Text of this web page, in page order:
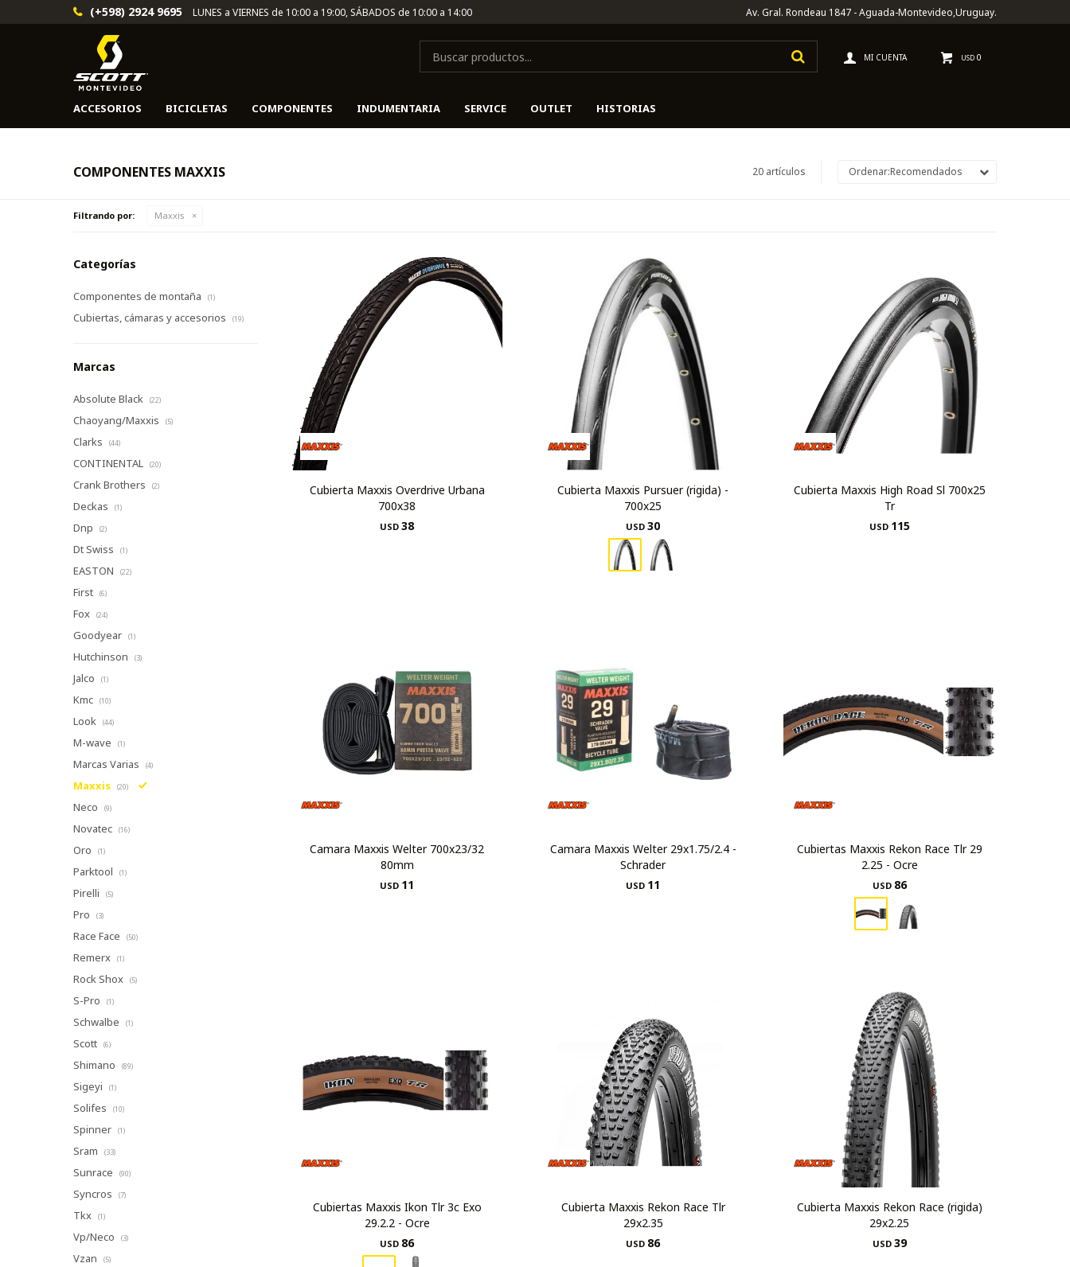
ACCESORIOS BICICLETAS COMPONENTES INDUMENTARIA SERVICE OUTLET HISTORIAS
USD 0
(+598) 2924 9695 LUNES a VIERNES de 10:00 a 19:00, SÁBADOS de 10:00 a 14:00 Av. Gral. Rondeau 1847 - Aguada-Montevideo,Uruguay.
COMPONENTES MAXXIS 20 artículos Recomendados
Filtrando por: Maxxis
Cubierta Maxxis Overdrive Urbana
700x38
USD 38
Cubierta Maxxis Pursuer (rigida) -
700x25
USD 30
Cubierta Maxxis High Road Sl 700x25
Tr
USD 115
Camara Maxxis Welter 700x23/32
80mm
USD 11
Camara Maxxis Welter 29x1.75/2.4 -
Schrader
USD 11
Cubiertas Maxxis Rekon Race Tlr 29
2.25 - Ocre
USD 86
Cubiertas Maxxis Ikon Tlr 3c Exo
29.2.2 - Ocre
USD 86
Cubierta Maxxis Rekon Race Tlr
29x2.35
USD 86
Cubierta Maxxis Rekon Race (rigida)
29x2.25
USD 39
Categorías
Componentes de montaña (1)
Cubiertas, cámaras y accesorios (19)
Marcas
Absolute Black (22)
Chaoyang/Maxxis (5)
Clarks (44)
CONTINENTAL (20)
Crank Brothers (2)
Deckas (1)
Dnp (2)
Dt Swiss (1)
EASTON (22)
First (6)
Fox (24)
Goodyear (1)
Hutchinson (3)
Jalco (1)
Kmc (10)
Look (44)
M-wave (1)
Marcas Varias (4)
Maxxis (20)
Neco (9)
Novatec (16)
Oro (1)
Parktool (1)
Pirelli (5)
Pro (3)
Race Face (50)
Remerx (1)
Rock Shox (5)
S-Pro (1)
Schwalbe (1)
Scott (6)
Shimano (89)
Sigeyi (1)
Solifes (10)
Spinner (1)
Sram (33)
Sunrace (90)
Syncros (7)
Tkx (1)
Vp/Neco (3)
Vzan (5)